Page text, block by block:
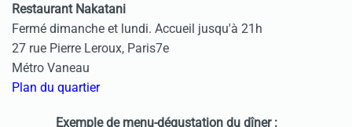
Restaurant Nakatani
Fermé dimanche et lundi. Accueil jusqu'à 21h
27 rue Pierre Leroux, Paris7e
Métro Vaneau
Plan du quartier
Exemple de menu-dégustation du dîner :